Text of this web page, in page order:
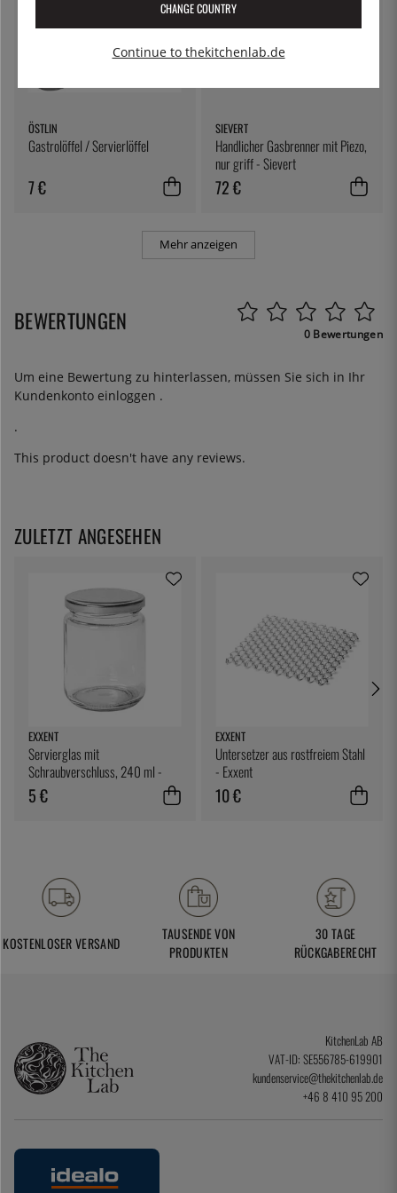
ÖSTLIN
Gastrolöffel / Servierlöffel
7 €
SIEVERT
Handlicher Gasbrenner mit Piezo,
nur griff - Sievert
72 €
Mehr anzeigen
BEWERTUNGEN 0 Bewertungen
Um eine Bewertung zu hinterlassen, müssen Sie sich in Ihr
Kundenkonto einloggen .
.
This product doesn't have any reviews.
ZULETZT ANGESEHEN
EXXENT
Servierglas mit
Schraubverschluss, 240 ml -
Exxent
5 €
EXXENT
Untersetzer aus rostfreiem Stahl
- Exxent
10 €
KOSTENLOSER VERSAND
TAUSENDE VON
PRODUKTEN
30 TAGE
RÜCKGABERECHT
KitchenLab AB
VAT-ID: SE556785-619901
kundenservice@thekitchenlab.de
+46 8 410 95 200
CHANGE COUNTRY
Continue to thekitchenlab.de